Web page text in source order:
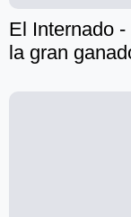
El Internado
la gran